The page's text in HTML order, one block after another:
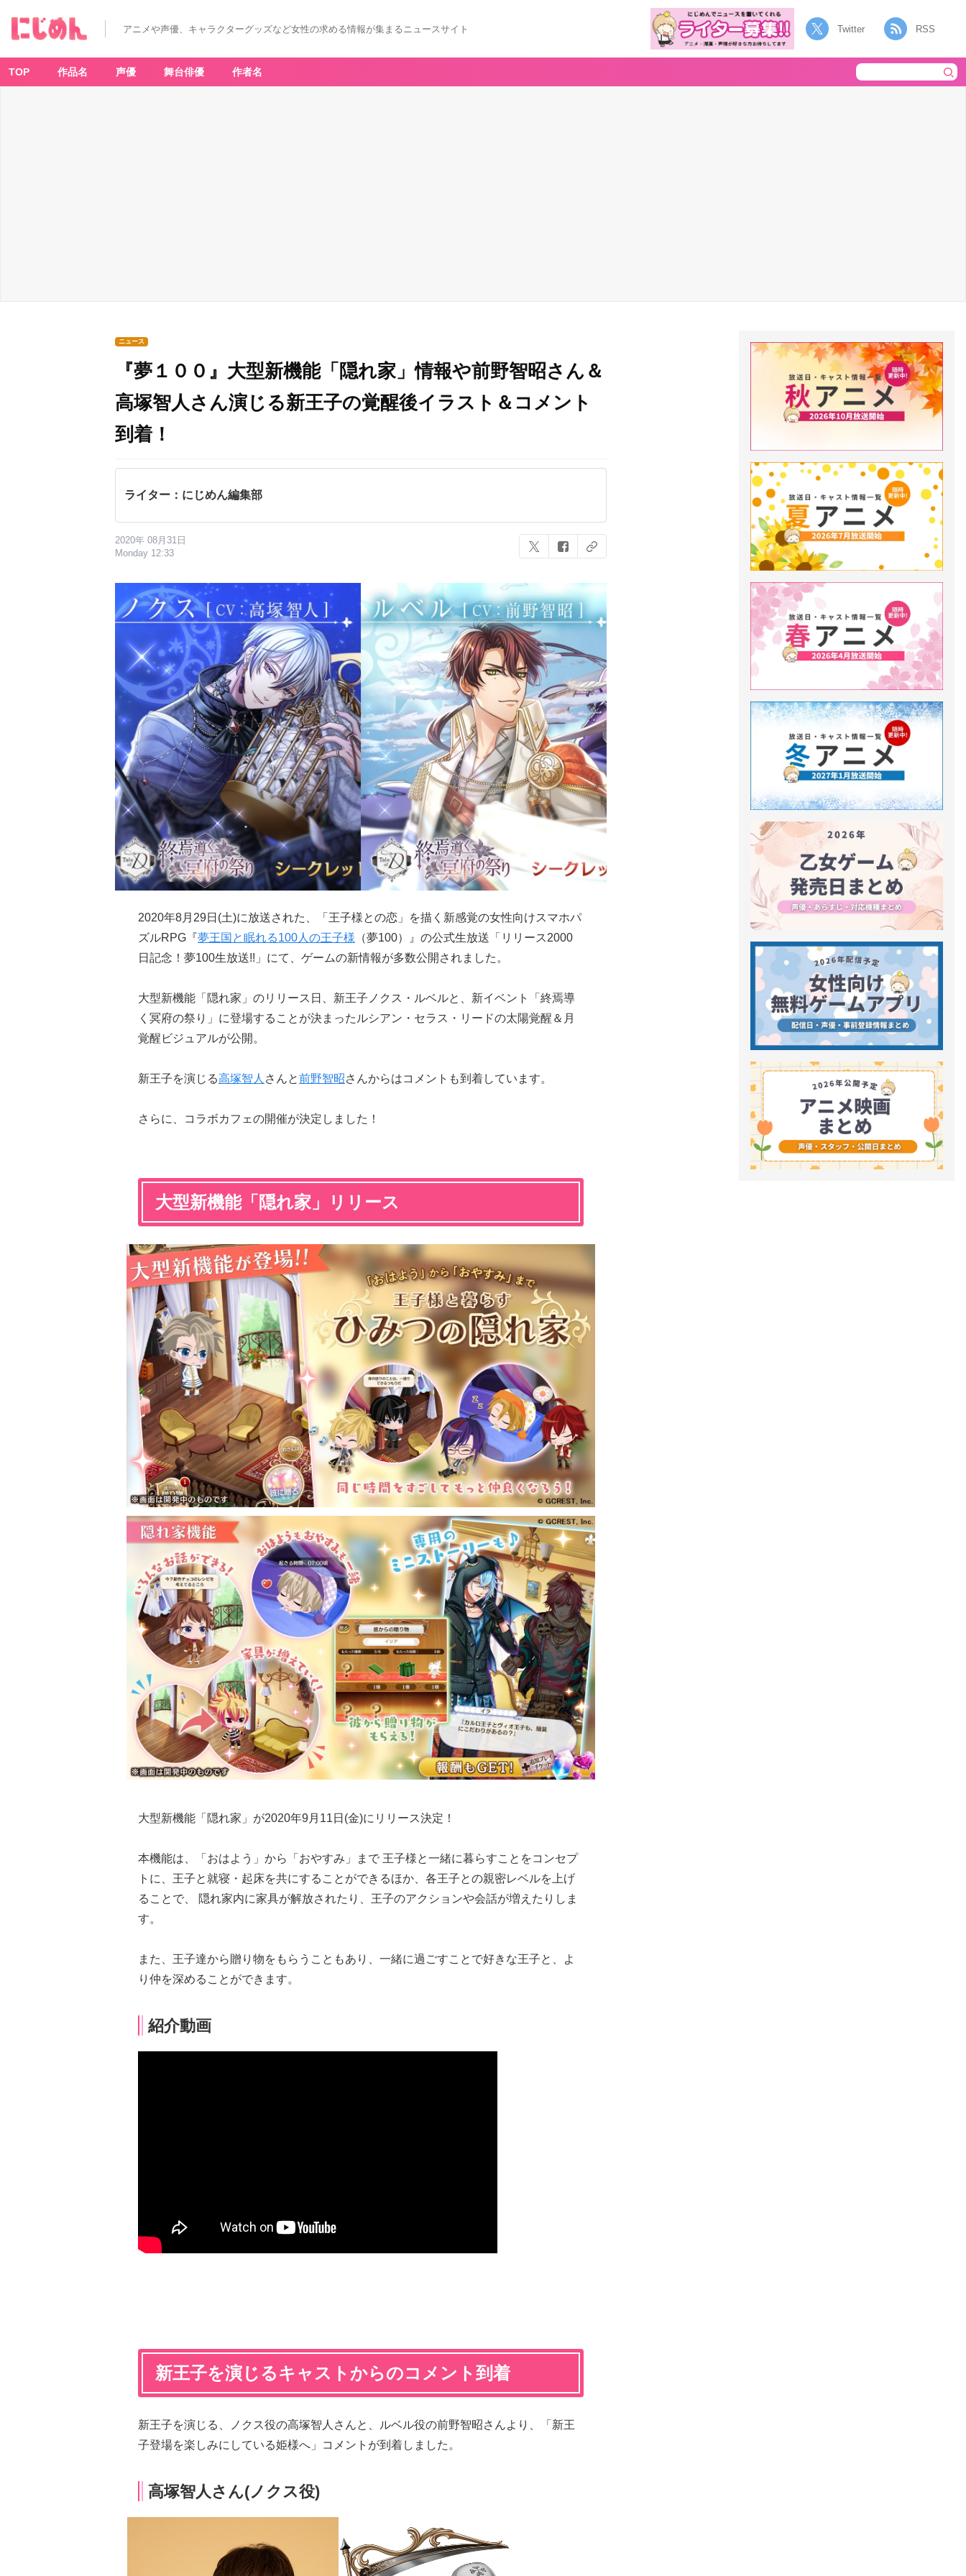
アニメや声優、キャラクターグッズなど女性の求める情報が集まるニュースサイト Twitter RSS
TOP 作品名 声優 舞台俳優 作者名
ニュース
『夢１００』大型新機能「隠れ家」情報や前野智昭さん＆
高塚智人さん演じる新王子の覚醒後イラスト＆コメント
到着！
ライター：にじめん編集部
2020年 08月31日
Monday 12:33
2020年8月29日(土)に放送された、「王子様との恋」を描く新感覚の女性向けスマホパ
ズルRPG『夢王国と眠れる100人の王子様 （夢100）』の公式生放送「リリース2000
日記念！夢100生放送!!」にて、ゲームの新情報が多数公開されました。
大型新機能「隠れ家」のリリース日、新王子ノクス・ルベルと、新イベント「終焉導
く冥府の祭り」に登場することが決まったルシアン・セラス・リードの太陽覚醒＆月
覚醒ビジュアルが公開。
新王子を演じる高塚智人 さんと前野智昭さんからはコメントも到着しています。
さらに、コラボカフェの開催が決定しました！
大型新機能「隠れ家」リリース
大型新機能「隠れ家」が2020年9月11日(金)にリリース決定！
本機能は、「おはよう」から「おやすみ」まで 王子様と一緒に暮らすことをコンセプ
トに、王子と就寝・起床を共にすることができるほか、各王子との親密レベルを上げ
ることで、 隠れ家内に家具が解放されたり、王子のアクションや会話が増えたりしま
す。
また、王子達から贈り物をもらうこともあり、一緒に過ごすことで好きな王子と、よ
り仲を深めることができます。
紹介動画
新王子を演じるキャストからのコメント到着
新王子を演じる、ノクス役の高塚智人さんと、ルベル役の前野智昭さんより、「新王
子登場を楽しみにしている姫様へ」コメントが到着しました。
高塚智人さん(ノクス役)